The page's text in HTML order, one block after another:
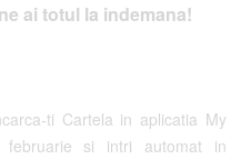
totul la indemana!
ti Cartela in aplicatia My
si intri automat in